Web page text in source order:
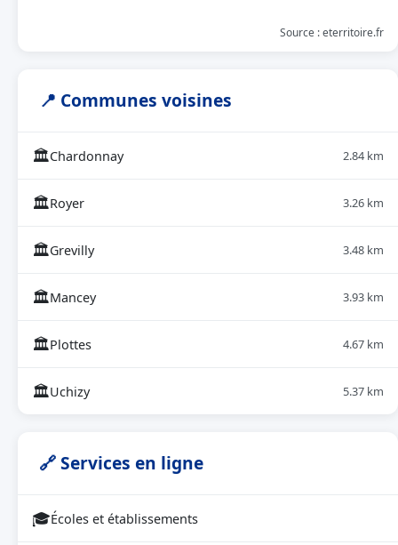
Source : eterritoire.fr
📍 Communes voisines
🏛Chardonnay 2.84 km
🏛Royer 3.26 km
🏛Grevilly 3.48 km
🏛Mancey 3.93 km
🏛Plottes 4.67 km
🏛Uchizy 5.37 km
🔗 Services en ligne
🎓Écoles et établissements